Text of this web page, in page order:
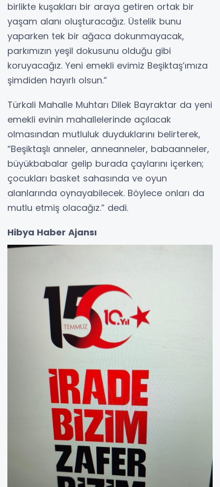
birlikte kuşakları bir araya getiren ortak bir
yaşam alanı oluşturacağız. Üstelik bunu
yaparken tek bir ağaca dokunmayacak,
parkımızın yeşil dokusunu olduğu gibi
koruyacağız. Yeni emekli evimiz Beşiktaş’ımıza
şimdiden hayırlı olsun.”
Türkali Mahalle Muhtarı Dilek Bayraktar da yeni
emekli evinin mahallelerinde açılacak
olmasından mutluluk duyduklarını belirterek,
“Beşiktaşlı anneler, anneanneler, babaanneler,
büyükbabalar gelip burada çaylarını içerken;
çocukları basket sahasında ve oyun
alanlarında oynayabilecek. Böylece onları da
mutlu etmiş olacağız.” dedi.
Hibya Haber Ajansı